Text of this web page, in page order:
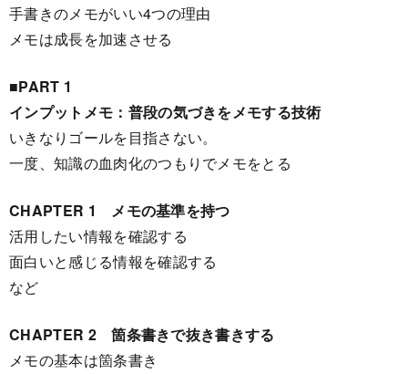
手書きのメモがいい4つの理由
メモは成長を加速させる
■PART 1
インプットメモ：普段の気づきをメモする技術
いきなりゴールを目指さない。
一度、知識の血肉化のつもりでメモをとる
CHAPTER 1 メモの基準を持つ
活用したい情報を確認する
面白いと感じる情報を確認する
など
CHAPTER 2 箇条書きで抜き書きする
メモの基本は箇条書き